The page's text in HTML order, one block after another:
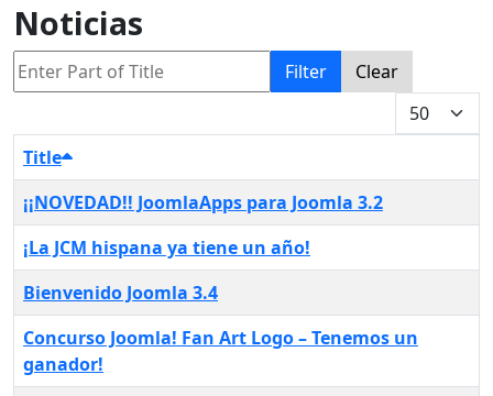
Noticias
Enter Part of Title Filter
Clear
Display #
Title
¡¡NOVEDAD!! JoomlaApps para Joomla 3.2
¡La JCM hispana ya tiene un año!
Bienvenido Joomla 3.4
Concurso Joomla! Fan Art Logo – Tenemos un
ganador!